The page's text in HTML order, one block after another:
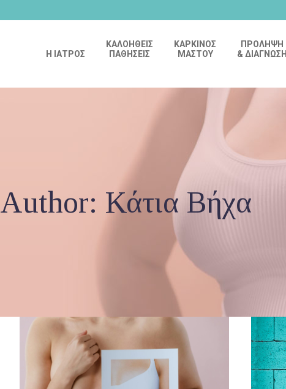
Η ΙΑΤΡΟΣ
ΚΑΛΟΗΘΕΙΣ
ΠΑΘΗΣΕΙΣ
ΚΑΡΚΙΝΟΣ
ΜΑΣΤΟΥ
ΠΡΟΛΗΨΗ
& ΔΙΑΓΝΩΣΗ
Author: Κάτια Βήχα